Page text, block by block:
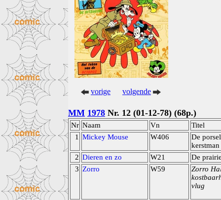
vorige volgende
MM 1978 Nr. 12 (01-12-78) (68p.)
Nr Naam Vn
Titel
1
Mickey Mouse W406
De
kerstman
2 Dieren en zo W21
De
3 Zorro W59
Zorro
vlug